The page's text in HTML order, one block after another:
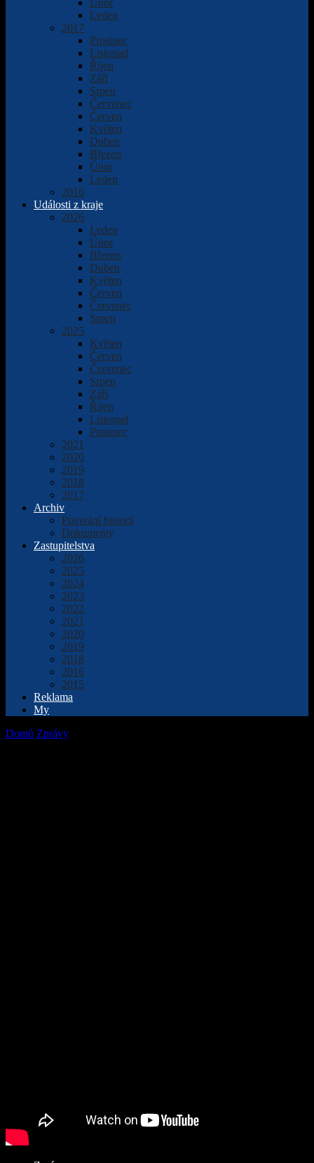
Únor
Leden
2017
Prosinec
Listopad
Říjen
Září
Srpen
Červenec
Červen
Květen
Duben
Březen
Únor
Leden
2016
Události z kraje
2026
Leden
Únor
Březen
Duben
Květen
Červen
Červenec
Srpen
2025
Květen
Červen
Červenec
Srpen
Září
Říjen
Listopad
Prosinec
2021
2020
2019
2018
2017
Archiv
Putování historií
Dokumenty
Zastupitelstva
2026
2025
2024
2023
2022
2021
2020
2019
2018
2016
2015
Reklama
My
Domů Zprávy